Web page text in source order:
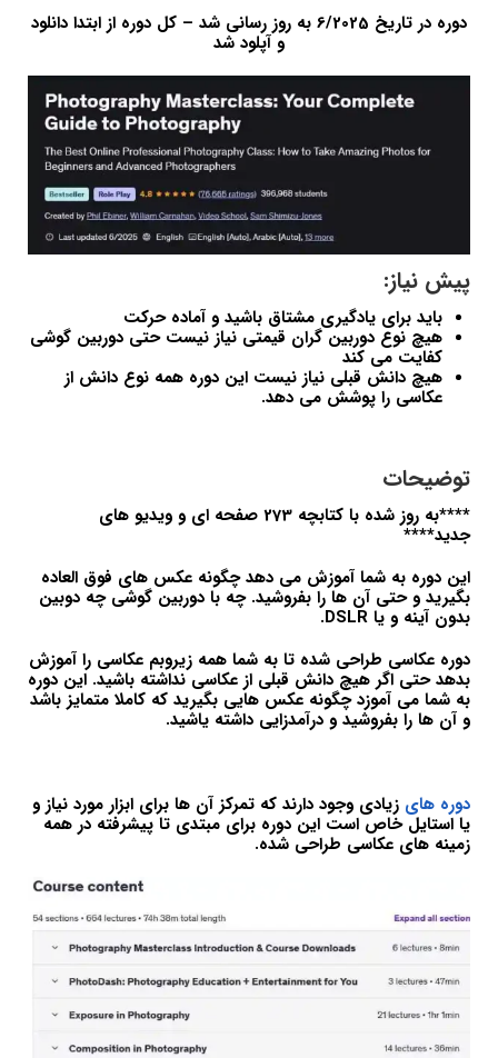
دوره در تاریخ 6/2025 به روز رسانی شد – کل دوره از ابتدا دانلود
و آپلود شد
پیش نیاز:
باید برای یادگیری مشتاق باشید و آماده حرکت
هیچ نوع دوربین گران قیمتی نیاز نیست حتی دوربین گوشی
کفایت می کند
هیچ دانش قبلی نیاز نیست این دوره همه نوع دانش از
عکاسی را پوشش می دهد.
توضیحات
****به روز شده با کتابچه 273 صفحه ای و ویدیو های
جدید****
این دوره به شما آموزش می دهد چگونه عکس های فوق العاده
بگیرید و حتی آن ها را بفروشید. چه با دوربین گوشی چه دوبین
بدون آینه و یا DSLR.
دوره عکاسی طراحی شده تا به شما همه زیروبم عکاسی را آموزش
بدهد حتی اگر هیچ دانش قبلی از عکاسی نداشته باشید. این دوره
به شما می آموزد چگونه عکس هایی بگیرید که کاملا متمایز باشد
و آن ها را بفروشید و درآمدزایی داشته یاشید.
دوره های زیادی وجود دارند که تمرکز آن ها برای ابزار مورد نیاز و
یا استایل خاص است این دوره برای مبتدی تا پیشرفته در همه
زمینه های عکاسی طراحی شده.